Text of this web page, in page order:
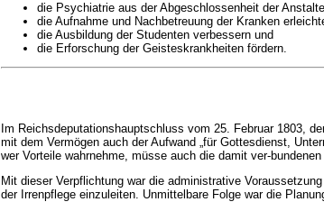
die Psychiatrie aus der Abgeschlossenheit der
die Aufnahme und Nachbetreuung der Kranken
die Ausbildung der Studenten verbessern und
die Erforschung der Geisteskrankheiten fördern.
Im Reichsdeputationshauptschluss vom 25. Februar 1803,
mit dem Vermögen auch der Aufwand „für Gottesdienst,
wer Vorteile wahrnehme, müsse auch die damit ver-
Mit dieser Verpflichtung war die administrative
der Irrenpflege einzuleiten. Unmittelbare Folge war die